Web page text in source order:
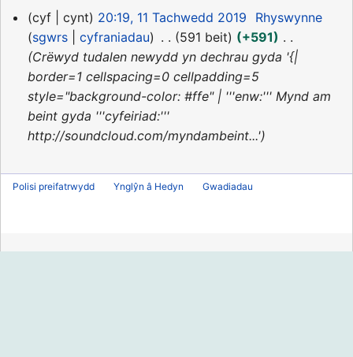
11
Tachwedd
2019
cyf cynt 20:19, 11 Tachwedd 2019
Rhyswynne
sgwrs
cyfraniadau 591 beit
+591
Crëwyd tudalen newydd yn dechrau gyda '{|
border=1 cellspacing=0 cellpadding=5
style="background-color: #ffe" | '''enw:''' Mynd am
beint gyda '''cyfeiriad:'''
http://soundcloud.com/myndambeint...'
Polisi preifatrwydd Ynglŷn â Hedyn Gwadiadau